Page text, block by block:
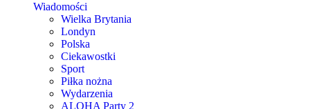
Wiadomości
Wielka Brytania
Londyn
Polska
Ciekawostki
Sport
Piłka nożna
Wydarzenia
ALOHA Party 2